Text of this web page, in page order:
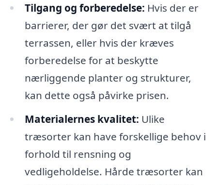
Tilgang og forberedelse: Hvis der er
barrierer, der gør det svært at tilgå
terrassen, eller hvis der kræves
forberedelse for at beskytte
nærliggende planter og strukturer,
kan dette også påvirke prisen.
Materialernes kvalitet: Ulike
træsorter kan have forskellige behov i
forhold til rensning og
vedligeholdelse. Hårde træsorter kan